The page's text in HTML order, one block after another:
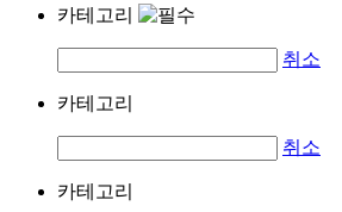
카테고리
취소
카테고리
취소
카테고리